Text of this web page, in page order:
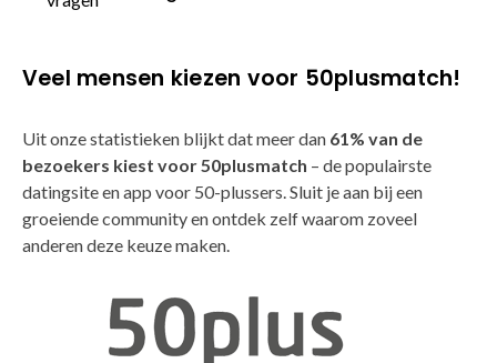
Veel mensen kiezen voor 50plusmatch!
Uit onze statistieken blijkt dat meer dan 61% van de
bezoekers kiest voor 50plusmatch – de populairste
datingsite en app voor 50-plussers. Sluit je aan bij een
groeiende community en ontdek zelf waarom zoveel
anderen deze keuze maken.